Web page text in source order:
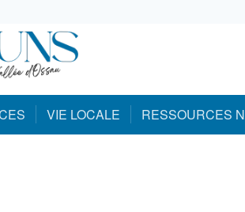
VIE LOCALE RESSOURCES